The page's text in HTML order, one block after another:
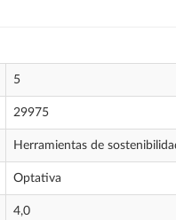
5
29975
Herramientas de
Optativa
4,0